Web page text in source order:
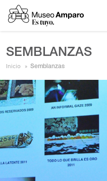
SEMBLANZAS
Inicio Semblanzas